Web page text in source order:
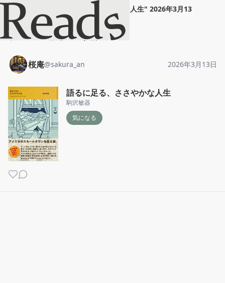
語るに足る、ささやかな人生" 2026年3月13
日
ホーム
桜庵 投稿
桜庵@sakura_an 2026年3月13日
語るに足る、ささやかな人生
駒沢敏器
気になる